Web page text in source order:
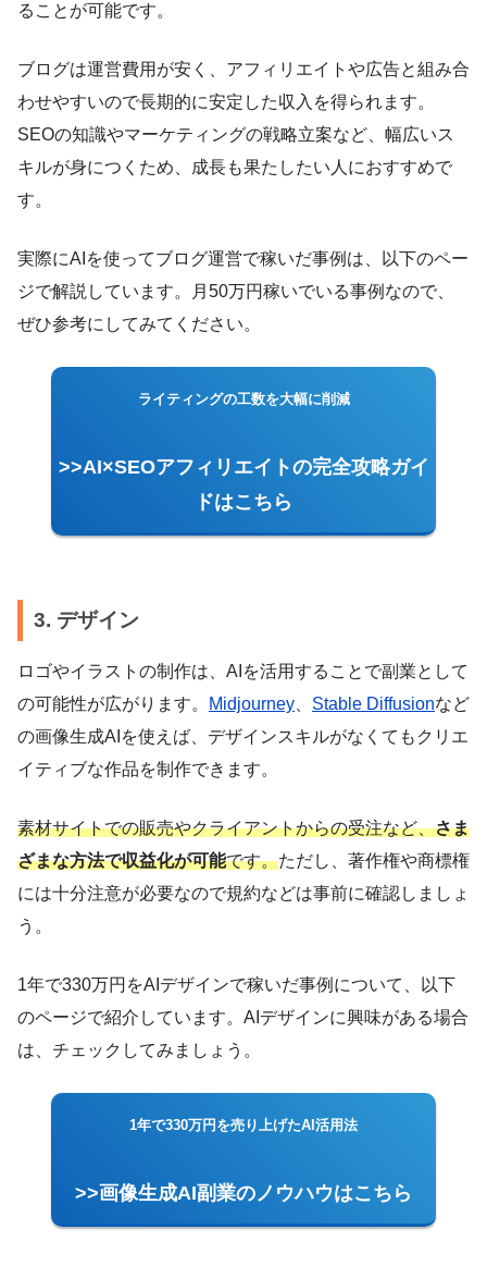
ることが可能です。
ブログは運営費用が安く、アフィリエイトや広告と組み合
わせやすいので長期的に安定した収入を得られます。
SEOの知識やマーケティングの戦略立案など、幅広いス
キルが身につくため、成長も果たしたい人におすすめで
す。
実際にAIを使ってブログ運営で稼いだ事例は、以下のペー
ジで解説しています。月50万円稼いでいる事例なので、
ぜひ参考にしてみてください。
ライティングの工数を大幅に削減
>>AI×SEOアフィリエイトの完全攻略ガイ
ドはこちら
3. デザイン
ロゴやイラストの制作は、AIを活用することで副業として
の可能性が広がります。
Midjourney Stable Diffusionなど
の画像生成AIを使えば、デザインスキルがなくてもクリエ
イティブな作品を制作できます。
素材サイトでの販売やクライアントからの受注など、さま
ざまな方法で収益化が可能です。ただし、著作権や商標権
には十分注意が必要なので規約などは事前に確認しましょ
う。
1年で330万円をAIデザインで稼いだ事例について、以下
のページで紹介しています。AIデザインに興味がある場合
は、チェックしてみましょう。
1年で330万円を売り上げたAI活用法
>>画像生成AI副業のノウハウはこちら